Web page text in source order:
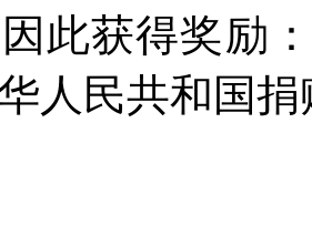
此获得奖励
人民共和国